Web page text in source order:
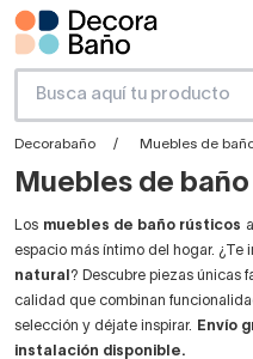
Decorabaño Muebles de
Muebles de
Los muebles de baño rústicos
espacio más íntimo del hogar. ¿Te
natural ? Descubre piezas únicas
calidad que combinan
selección y déjate inspirar.
Envío
instalación disponible.